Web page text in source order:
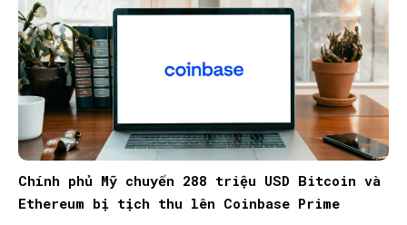
Chính phủ Mỹ chuyển 288 triệu USD Bitcoin và
Ethereum bị tịch thu lên Coinbase Prime